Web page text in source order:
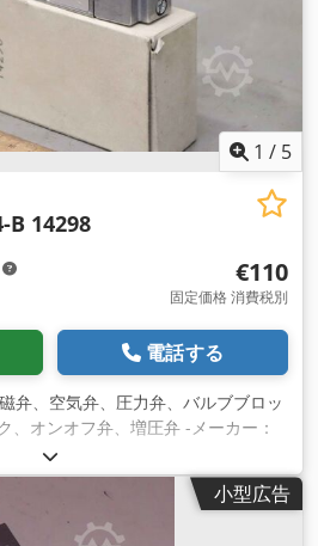
1 / 5
B 14298
€110
固定価格 消費税別
電話する
弁、空気弁、圧力弁、バルブブロッ
、オンオフ弁、増圧弁 -メーカー：
-型式：VL-5/3-G-1/4-B 品番：14298
Sf Aj Ad Rsa -数：2倍速バ
-寸法箱：135/30/H50 mm -重量：
小型広告